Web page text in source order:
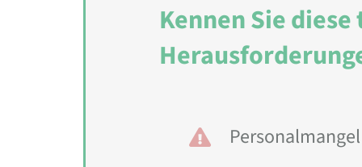
Kennen Sie
Personalmangel